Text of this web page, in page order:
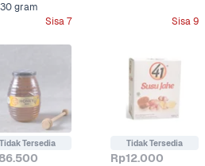
gram
Sisa 7
Sisa 9
Tidak Tersedia Tidak Tersedia
Rp12.000